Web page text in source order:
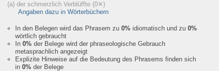
(a) der schmerzlich Verblüffte (0✕)
Angaben dazu in Wörterbüchern
In den Belegen wird das Phrasem zu 0% idiomatisch und zu 0%
wörtlich gebraucht
In 0% der Belege wird der phraseologische Gebrauch
metasprachlich angezeigt
Explizite Hinweise auf die Bedeutung des Phrasems finden sich
in 0% der Belege